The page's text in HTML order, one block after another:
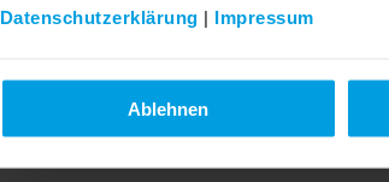
Datenschutzerklärung | Impressum
Ablehnen